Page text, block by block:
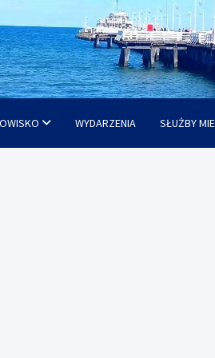
WYDARZENIA SŁUŻBY